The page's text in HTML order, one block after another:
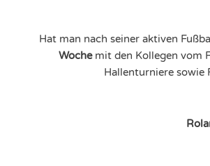
Hat man nach seiner aktiven
Wochemit den Kollegen vom
Hallenturniere sowie